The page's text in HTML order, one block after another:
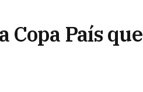
Copa País que